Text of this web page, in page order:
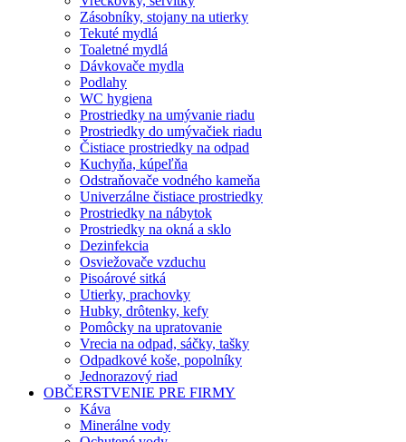
Zásobníky, stojany na utierky
Tekuté mydlá
Toaletné mydlá
Dávkovače mydla
Podlahy
WC hygiena
Prostriedky na umývanie riadu
Prostriedky do umývačiek riadu
Čistiace prostriedky na odpad
Kuchyňa, kúpeľňa
Odstraňovače vodného kameňa
Univerzálne čistiace prostriedky
Prostriedky na nábytok
Prostriedky na okná a sklo
Dezinfekcia
Osviežovače vzduchu
Pisoárové sitká
Utierky, prachovky
Hubky, drôtenky, kefy
Pomôcky na upratovanie
Vrecia na odpad, sáčky, tašky
Odpadkové koše, popolníky
Jednorazový riad
OBČERSTVENIE PRE FIRMY
Káva
Minerálne vody